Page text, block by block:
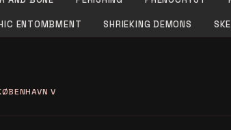
ENTOMBMENT SHRIEKING DEMONS
V